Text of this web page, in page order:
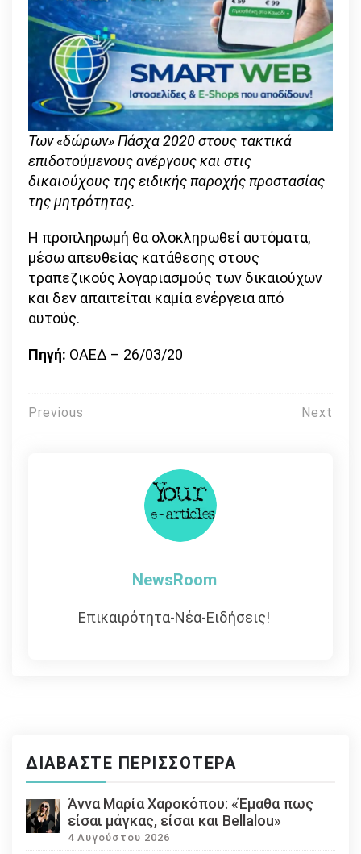
Των «δώρων» Πάσχα 2020 στους τακτικά
επιδοτούμενους ανέργους και στις
δικαιούχους της ειδικής παροχής προστασίας
της μητρότητας.
Η προπληρωμή θα ολοκληρωθεί αυτόματα,
μέσω απευθείας κατάθεσης στους
τραπεζικούς λογαριασμούς των δικαιούχων
και δεν απαιτείται καμία ενέργεια από
αυτούς.
Πηγή: ΟΑΕΔ – 26/03/20
Πλοήγηση
Previous Next
NewsRoom
Επικαιρότητα-Νέα-Ειδήσεις!
ΔΙΑΒΆΣΤΕ ΠΕΡΙΣΣΌΤΕΡΑ
Άννα Μαρία Χαροκόπου: «Έμαθα πως
είσαι μάγκας, είσαι και Bellalou»
4 Αυγούστου 2026